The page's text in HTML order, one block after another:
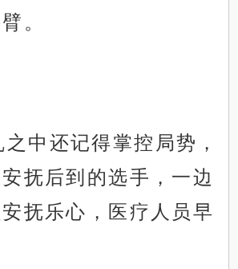
。
中还记得掌控局势，
抚后到的选手，一边
抚乐心，医疗人员早